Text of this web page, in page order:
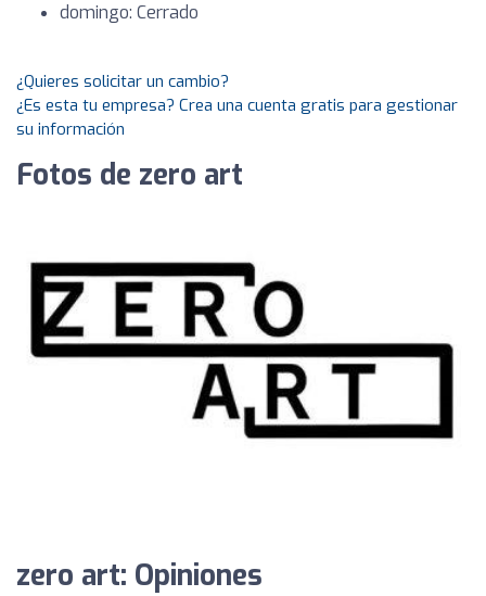
domingo: Cerrado
¿Quieres solicitar un cambio?
¿Es esta tu empresa? Crea una cuenta gratis para gestionar
su información
Fotos de zero art
zero art: Opiniones